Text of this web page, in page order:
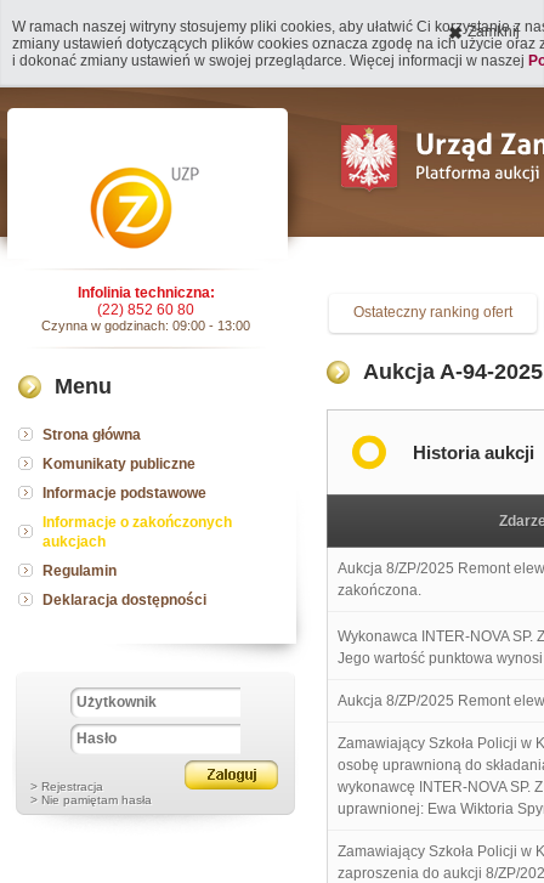
W ramach naszej witryny stosujemy pliki cookies, aby ułatwić Ci korzystanie z
zmiany ustawień dotyczących plików cookies oznacza zgodę na ich użycie
i dokonać zmiany ustawień w swojej przeglądarce. Więcej informacji w naszej
Zamknij
Ostateczny ranking ofert
Aukcja A-94-
Historia aukcji
Aukcja 8/ZP/2025 Remont
zakończona.
Wykonawca INTER-NOVA SP.
Jego wartość punktowa
Aukcja 8/ZP/2025 Remont
Zamawiający Szkoła Policji w
osobę uprawnioną do
wykonawcę INTER-NOVA SP.
uprawnionej: Ewa Wiktoria
Zamawiający Szkoła Policji w
zaproszenia do aukcji 8/ZP/
Infolinia techniczna:
(22) 852 60 80
Czynna w godzinach: 09:00 - 13:00
Menu
Strona główna
Komunikaty publiczne
Informacje podstawowe
Informacje o zakończonych
aukcjach
Regulamin
Deklaracja dostępności
> Rejestracja
> Nie pamiętam hasła